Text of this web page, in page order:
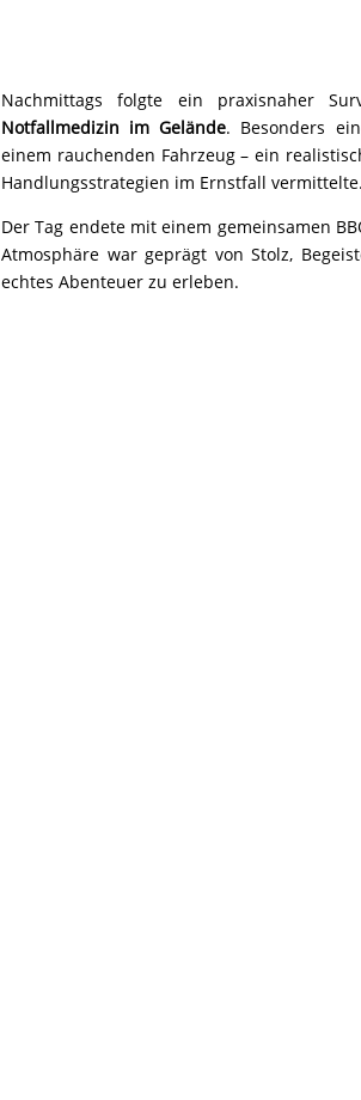
Nachmittags folgte ein praxisnaher
Notfallmedizin im Gelände. Besonders
einem rauchenden Fahrzeug – ein
Handlungsstrategien im Ernstfall vermittelte.
Der Tag endete mit einem gemeinsamen
Atmosphäre war geprägt von Stolz,
echtes Abenteuer zu erleben.